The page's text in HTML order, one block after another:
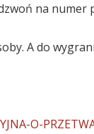
na numer
A do
O-